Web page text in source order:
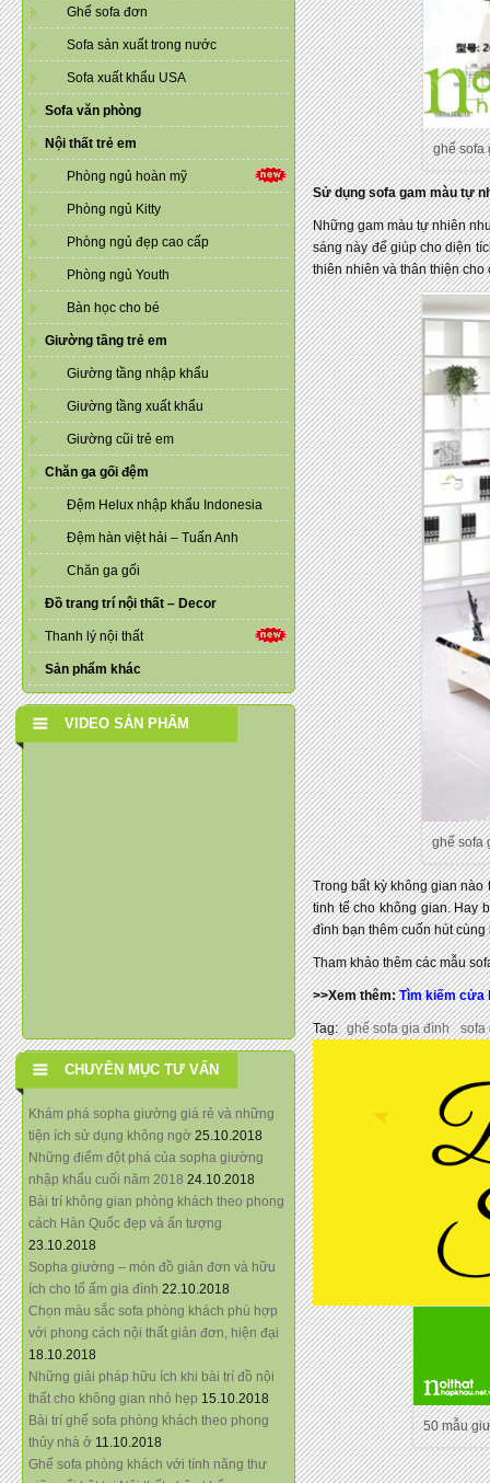
Ghế sofa đơn
Sofa sản xuất trong nước
Sofa xuất khẩu USA
Sofa văn phòng
Nội thất trẻ em
Phòng ngủ hoàn mỹ
Phòng ngủ Kitty
Phòng ngủ đẹp cao cấp
Phòng ngủ Youth
Bàn học cho bé
Giường tầng trẻ em
Giường tầng nhập khẩu
Giường tầng xuất khẩu
Giường cũi trẻ em
Chăn ga gối đệm
Đệm Helux nhập khẩu Indonesia
Đệm hàn việt hải – Tuấn Anh
Chăn ga gối
Đồ trang trí nội thất – Decor
Thanh lý nội thất
Sản phẩm khác
VIDEO SẢN PHẨM
CHUYÊN MỤC TƯ VẤN
Khám phá sopha giường giá rẻ và những
tiện ích sử dụng không ngờ 25.10.2018
Những điểm đột phá của sopha giường
nhập khẩu cuối năm 2018 24.10.2018
Bài trí không gian phòng khách theo phong
cách Hàn Quốc đẹp và ấn tượng
23.10.2018
Sopha giường – món đồ giản đơn và hữu
ích cho tổ ấm gia đình 22.10.2018
Chọn màu sắc sofa phòng khách phù hợp
với phong cách nội thất giản đơn, hiện đại
18.10.2018
Những giải pháp hữu ích khi bài trí đồ nội
thất cho không gian nhỏ hẹp 15.10.2018
Bài trí ghế sofa phòng khách theo phong
thủy nhà ở 11.10.2018
Ghế sofa phòng khách với tính năng thư
ghế sofa
Sử dụng sofa gam màu tự
Những gam màu tự nhiên
sáng này để giúp cho diện
thiên nhiên và thân thiện cho
ghế sofa
Trong bất kỳ không gian
tinh tế cho không gian. Hay
đình bạn thêm cuốn hút
Tham khảo thêm các mẫu
>>Xem thêm:Tìm kiếm cửa
Tag: ghế sofa gia đình sofa
50 mẫu